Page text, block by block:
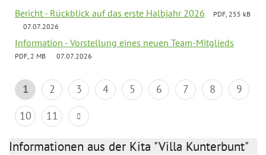
Bericht - Rückblick auf das erste Halbjahr 2026
PDF, 255 kB
07.07.2026
Information - Vorstellung eines neuen Team-Mitglieds
PDF, 2 MB 07.07.2026
1 2 3 4 5 6 7 8
9
10
11
Informationen aus der Kita "Villa Kunterbunt"